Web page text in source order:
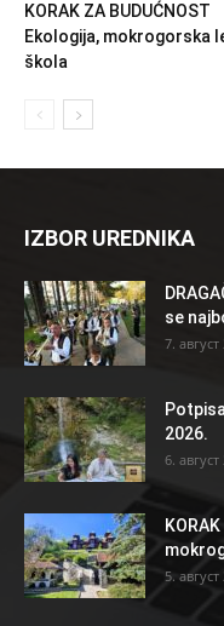
KORAK ZA BUDUĆNOST
Ekologija, mokrogorska
škola
IZBOR UREDNIKA
se
7. август
2026.
6. август
5. август